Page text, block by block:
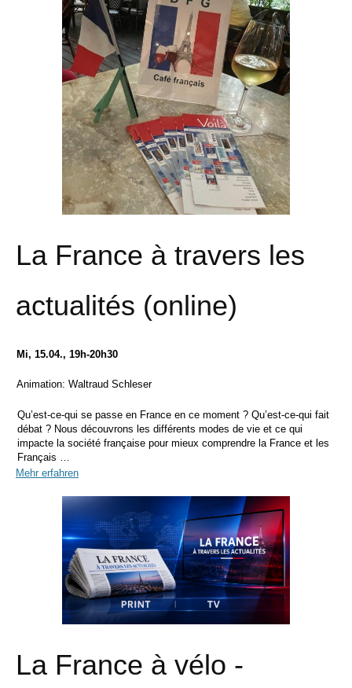
La France à travers les
actualités (online)
Mi, 15.04., 19h-20h30
Animation: Waltraud Schleser
Qu’est-ce-qui se passe en France en ce moment ? Qu’est-ce-qui fait
débat ? Nous découvrons les différents modes de vie et ce qui
impacte la société française pour mieux comprendre la France et les
Français …
Mehr erfahren
La France à vélo -